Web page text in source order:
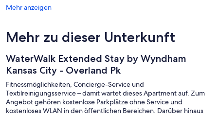
Mehr anzeigen
Mehr zu dieser Unterkunft
WaterWalk Extended Stay by Wyndham
Kansas City - Overland Pk
Fitnessmöglichkeiten, Concierge-Service und
Textilreinigungsservice – damit wartet dieses Apartment auf. Zum
Angebot gehören kostenlose Parkplätze ohne Service und
kostenloses WLAN in den öffentlichen Bereichen. Darüber hinaus